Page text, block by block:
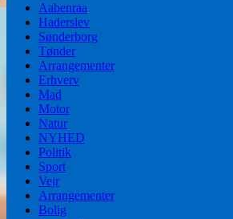
Aabenraa
Haderslev
Sønderborg
Tønder
Arrangementer
Erhverv
Mad
Motor
Natur
NYHED
Politik
Sport
Vejr
Arrangementer
Bolig